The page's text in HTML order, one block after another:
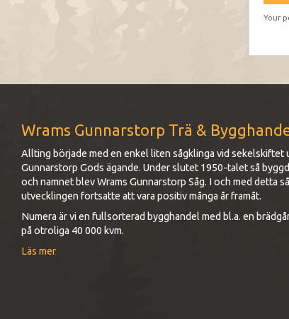
Your
Wrams Gunnarstorp Trä &
Allting började med en enkel liten sågklinga vid sekelskiftet
Gunnarstorp Gods ägande. Under slutet 1950-talet så
och namnet blev Wrams Gunnarstorp Såg. I och med detta
utvecklingen fortsatte att vara positiv många år framåt.
Numera är vi en fullsorterad bygghandel med bl.a. en
på otroliga 40 000 kvm.
Läs mer